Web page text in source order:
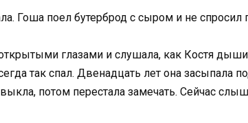
Гоша поел бутерброд с сыром и не спросил
глазами и слушала, как Костя
так спал. Двенадцать лет она засыпала
потом перестала замечать. Сейчас